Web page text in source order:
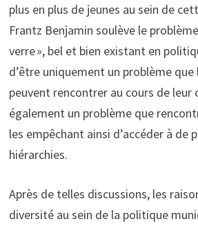
plus en plus de jeunes au sein de
Frantz Benjamin soulève le
verre », bel et bien existant en
d’être uniquement un problème
peuvent rencontrer au cours de leur
également un problème que
les empêchant ainsi d’accéder à de
hiérarchies.
Après de telles discussions, les
diversité au sein de la politique